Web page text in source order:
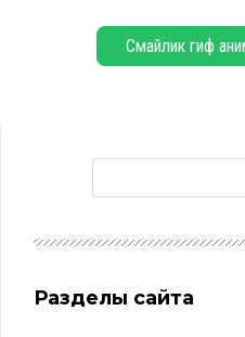
Смайлик гиф
Разделы сайта